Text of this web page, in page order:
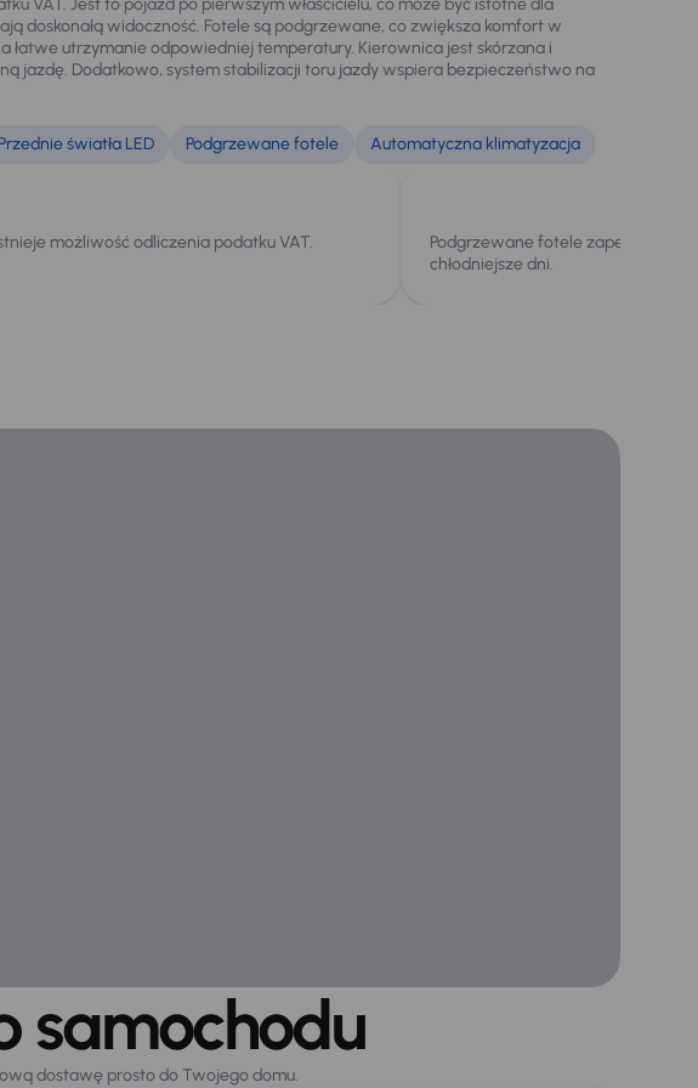
doskonałą widoczność. Fotele są podgrzewane, co zwiększa komfort w
łatwe utrzymanie odpowiedniej temperatury. Kierownica jest skórzana i
jazdę. Dodatkowo, system stabilizacji toru jazdy wspiera bezpieczeństwo na
Przednie światła LED Podgrzewane fotele Automatyczna klimatyzacja
możliwość odliczenia podatku VAT.
Podgrzewane fotele zapewniają
chłodniejsze dni.
samochodu
dostawę prosto do Twojego domu.